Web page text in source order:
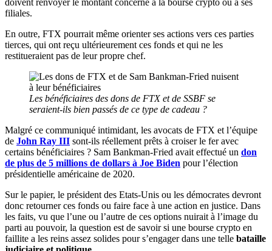
filiales.
En outre, FTX pourrait même orienter ses actions vers ces parties
tierces, qui ont reçu ultérieurement ces fonds et qui ne les
restitueraient pas de leur propre chef.
Les bénéficiaires des dons de FTX et de SSBF se
seraient-ils bien passés de ce type de cadeau ?
Malgré ce communiqué intimidant, les avocats de FTX et l’équipe
de John Ray III sont-ils réellement prêts à croiser le fer avec
certains bénéficiaires ? Sam Bankman-Fried avait effectué un don
de plus de 5 millions de dollars à Joe Biden pour l’élection
présidentielle américaine de 2020.
Sur le papier, le président des Etats-Unis ou les démocrates devront
donc retourner ces fonds ou faire face à une action en justice. Dans
les faits, vu que l’une ou l’autre de ces options nuirait à l’image du
parti au pouvoir, la question est de savoir si une bourse crypto en
faillite a les reins assez solides pour s’engager dans une telle bataille